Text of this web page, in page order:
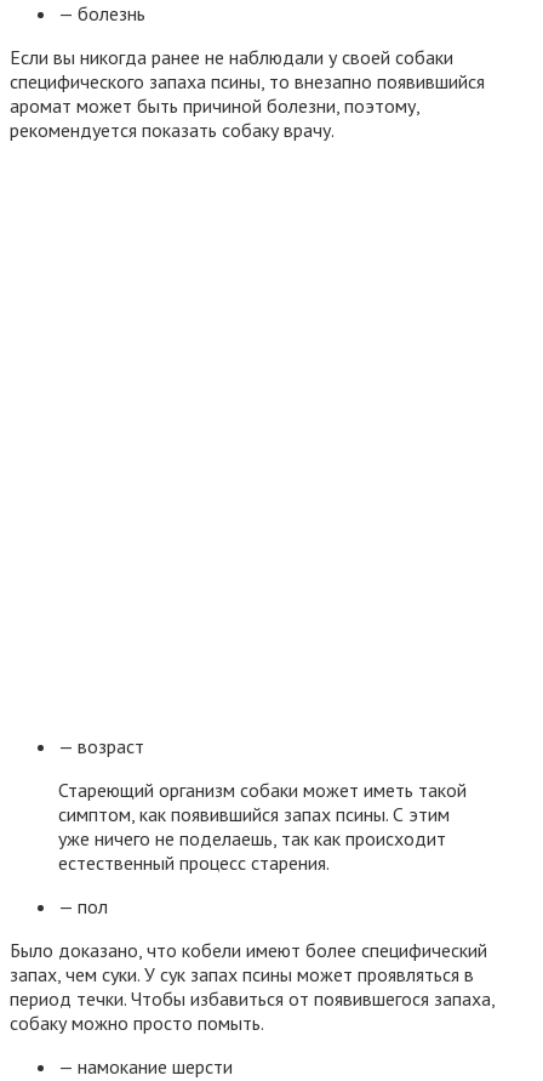
— болезнь
Если вы никогда ранее не наблюдали у своей собаки
специфического запаха псины, то внезапно появившийся
аромат может быть причиной болезни, поэтому,
рекомендуется показать собаку врачу.
— возраст
Стареющий организм собаки может иметь такой
симптом, как появившийся запах псины. С этим
уже ничего не поделаешь, так как происходит
естественный процесс старения.
— пол
Было доказано, что кобели имеют более специфический
запах, чем суки. У сук запах псины может проявляться в
период течки. Чтобы избавиться от появившегося запаха,
собаку можно просто помыть.
— намокание шерсти